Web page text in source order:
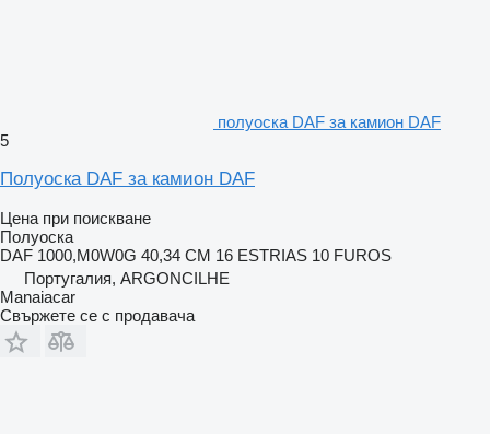
полуоска DAF за камион DAF
5
Полуоска DAF за камион DAF
Цена при поискване
Полуоска
DAF 1000,M0W0G 40,34 CM 16 ESTRIAS 10 FUROS
Португалия, ARGONCILHE
Manaiacar
Свържете се с продавача